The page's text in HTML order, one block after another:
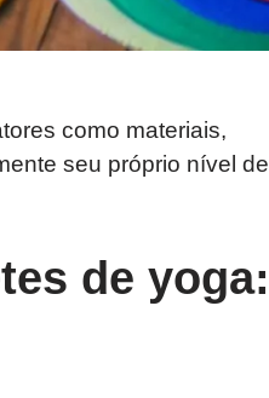
como materiais,
seu próprio nível de
de yoga: